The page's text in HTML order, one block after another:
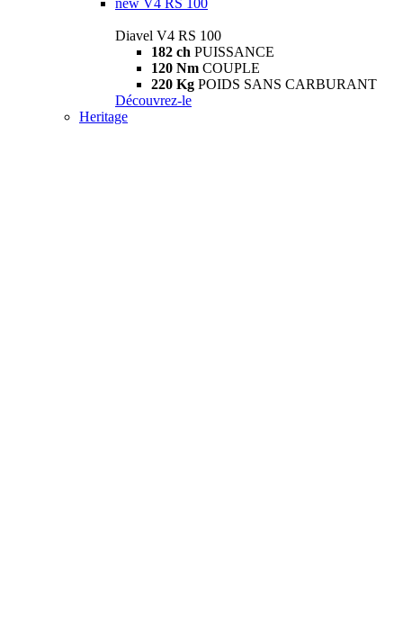
new V4 RS 100
Diavel V4 RS 100
182 ch PUISSANCE
120 Nm COUPLE
220 Kg POIDS SANS CARBURANT
Découvrez-le
Heritage